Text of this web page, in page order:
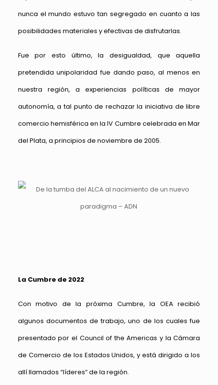
nunca el mundo estuvo tan segregado en cuanto a las
posibilidades materiales y efectivas de disfrutarlas.
Fue por esto último, la desigualdad, que aquella
pretendida unipolaridad fue dando paso, al menos en
nuestra región, a experiencias políticas de mayor
autonomía, a tal punto de rechazar la iniciativa de libre
comercio hemisférica en la IV Cumbre celebrada en Mar
del Plata, a principios de noviembre de 2005.
La Cumbre de 2022
Con motivo de la próxima Cumbre, la OEA recibió
algunos documentos de trabajo, uno de los cuales fue
presentado por el Council of the Americas y la Cámara
de Comercio de los Estados Unidos, y está dirigido a los
allí llamados “líderes” de la región.